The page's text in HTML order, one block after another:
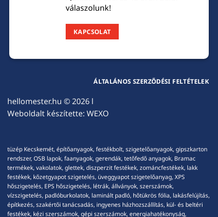
válaszolunk!
KAPCSOLAT
hellomester.hu © 2026 l
Weboldalt készítette: WEXO
ÁLTALÁNOS SZERZŐDÉSI FELTÉTELEK
tüzép Kecskemét, építőanyagok, festékbolt, szigetelőanyagok, gipszkarton
rendszer, OSB lapok, faanyagok, gerendák, tetőfedő anyagok, Bramac
termékek, vakolatok, glettek, diszperzit festékek, zománcfestékek, lakk
festékek, kőzetgyapot szigetelés, üveggyapot szigetelőanyag, XPS
hőszigetelés, EPS hőszigetelés, létrák, állványok, szerszámok,
vízszigetelés, padlóburkolatok, laminált padló, hőtükrös fólia, lakásfelújítás,
építkezés, szakértői tanácsadás, ingyenes házhozszállítás, kül- és beltéri
festékek, kézi szerszámok, gépi szerszámok, energiahatékonyság,